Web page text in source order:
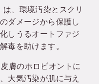
は、環境汚染とスクリ
ダメージから保護し
しうるオートファジ
毒を助けます。
膚のホロビオントに
大気汚染が肌に与え